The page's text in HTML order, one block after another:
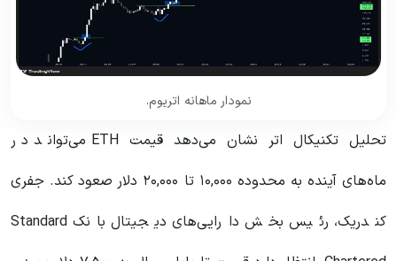
نمودار ماهانه اتریوم.
تحلیل تکنیکال اتر نشان می‌دهد قیمت ETH می‌تواند در
ماه‌های آینده به محدوده ۱۰,۰۰۰ تا ۲۰,۰۰۰ دلار صعود کند. جفری
کندریک، رئیس بخش دارایی‌های دیجیتال بانک Standard